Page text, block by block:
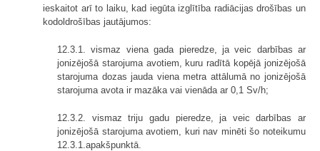
ieskaitot arī to laiku, kad iegūta izglītība radiācijas drošības un
kodoldrošības jautājumos:
12.3.1. vismaz viena gada pieredze, ja veic darbības ar
jonizējošā starojuma avotiem, kuru radītā kopējā jonizējošā
starojuma dozas jauda viena metra attālumā no jonizējošā
starojuma avota ir mazāka vai vienāda ar 0,1 Sv/h;
12.3.2. vismaz triju gadu pieredze, ja veic darbības ar
jonizējošā starojuma avotiem, kuri nav minēti šo noteikumu
12.3.1.apakšpunktā.